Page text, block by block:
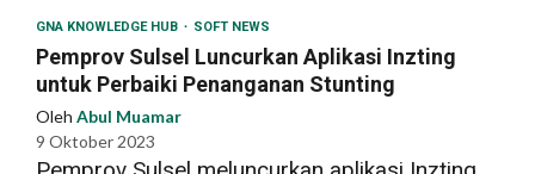
GNA KNOWLEDGE HUB SOFT NEWS
Pemprov Sulsel Luncurkan Aplikasi Inzting
untuk Perbaiki Penanganan Stunting
Oleh Abul Muamar
9 Oktober 2023